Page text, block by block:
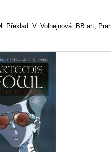
Překlad: V. Volhejnová. BB art,